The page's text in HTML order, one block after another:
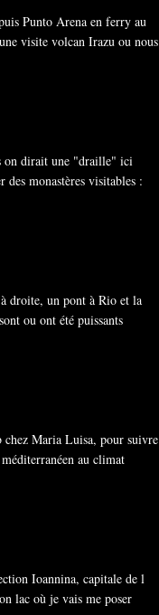
Punto Arena en ferry au
visite volcan Irazu ou nous
on dirait une "draille" ici
monastères visitables :
droite, un pont à Rio et la
ou ont été puissants
chez Maria Luisa, pour suivre
au climat
Ioannina, capitale de l
lac où je vais me poser